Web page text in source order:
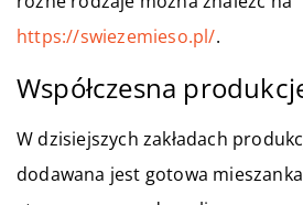
https://swiezemieso.pl/.
Współczesna
W dzisiejszych zakładach
dodawana jest gotowa